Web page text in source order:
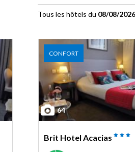
Tous les hôtels du 08/08/
CONFORT
64
Brit Hotel Acacias